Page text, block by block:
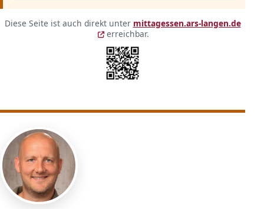
Kurzlink und QR-Code
Diese Seite ist auch direkt unter mittagessen.ars-langen.de
(öffnet in neuem Fenster)
(öffnet in neuem Fenster)
erreichbar.